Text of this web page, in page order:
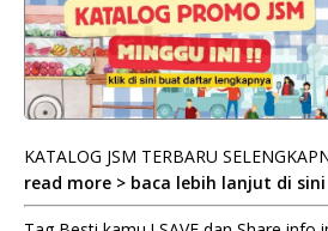
KATALOG JSM TERBARU
read more > baca lebih lanjut di sini